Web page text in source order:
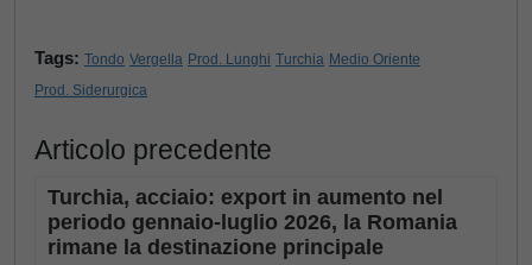
Tags: Tondo Vergella Prod. Lunghi Turchia Medio Oriente
Prod. Siderurgica
Articolo precedente
Turchia, acciaio: export in aumento nel
periodo gennaio-luglio 2026, la Romania
rimane la destinazione principale